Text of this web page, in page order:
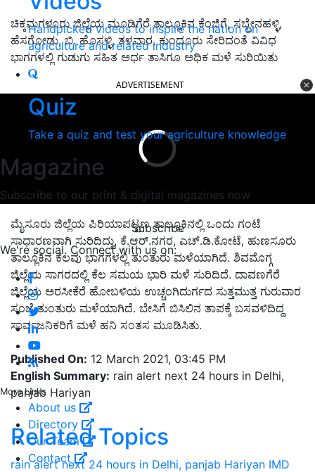
Handpicked videos to inspire the nation on
agriculture and related industry
Quiz
Take a quiz and test your agriculture knowledge
Magazine
Subscribe to our print & digital magazines now
Subscribe
We're social. Connect with us on:
More Links
About us
Directory
Our Team
Contact
ಚಿಕ್ಕಮಗಳೂರು ಜಿಲ್ಲೆಯ ಮೂಡಿಗೆರೆ ತಾಲ್ಲೂಕಿನ ಕೆಂಜಿಗೆ, ಸಬ್ಬೇನಹಳ್ಳಿ,
ಹೆಸಗೋಡು, ಬಿ. ಹೊಸಳ್ಳಿ, ತಳವಾರ, ಕುಂದೂರು ಸೇರಿದಂತೆ ವಿವಿಧ
ಭಾಗಗಳಲ್ಲಿ ಗುಡುಗು ಸಹಿತ ಅರ್ಧ ತಾಸಿಗೂ ಅಧಿಕ ಮಳೆ ಸುರಿಯಿತು
ADVERTISEMENT
ಮೈಸೂರು ಜಿಲ್ಲೆಯ ಪಿರಿಯಾಪಟ್ಟಣ ತಾಲ್ಲೂಕಿನಲ್ಲಿ ಒಂದು ಗಂಟೆ
ಸಾಧಾರಣವಾಗಿ ಸುರಿದಿದ್ದು, ಕೆ.ಆರ್.ನಗರ, ಎಚ್.ಡಿ.ಕೋಟೆ, ಹುಣಸೂರು
ತಾಲ್ಲೂಕಿನ ಕೆಲವು ಭಾಗಗಳಲ್ಲಿ ತುಂತುರು ಮಳೆಯಾಗಿದೆ. ಶಿವಮೊಗ್ಗ
ಜಿಲ್ಲೆಯ ಸಾಗರದಲ್ಲಿ ಕೆಲ ಸಮಯ ಭಾರಿ ಮಳೆ ಸುರಿದಿದೆ. ದಾವಣಗೆರೆ
ಜಿಲ್ಲೆಯ ಅರಸೀಕೆರೆ ಹೋಬಳಿಯ ಉಚ್ಚಂಗಿದುರ್ಗದ ಸುತ್ತಮುತ್ತ ಗುರುವಾರ
ಸಂಜೆ ತುಂತುರು ಮಳೆಯಾಗಿದೆ. ಬೇಸಿಗೆ ಬಿಸಿಲಿನ ತಾಪಕ್ಕೆ ಬಸವಳಿದಿದ್ದ
ಸಾರ್ವಜನಿಕರಿಗೆ ಮಳೆ ಹನಿ ಸಂತಸ ಮೂಡಿಸಿತು.
Published On: 12 March 2021, 03:45 PM
English Summary: rain alert next 24 hours in Delhi,
panjab Hariyan
Related Topics
rain alert next 24 hours in Delhi, panjab Hariyan IMD